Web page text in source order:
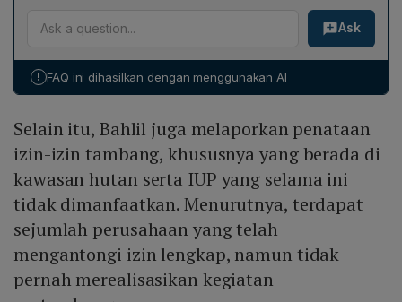
perusahaan‑perusahaan tersebut tidak menjalankan
operasional tambang, sehingga perlu dilakukan
dimanfaatkan.
Saat media menanyakan peran Bahlil dalam pertemuan
dengan perwakilan Rosatom di Istana, Bahlil memilih
tidak memberikan keterangan. Ia menghindari
lebih lanjut mengenai agenda pertemuan itu.
Ask
! FAQ ini dihasilkan dengan menggunakan AI
Selain itu, Bahlil juga melaporkan penataan
izin-izin tambang, khususnya yang berada di
kawasan hutan serta IUP yang selama ini
tidak dimanfaatkan. Menurutnya, terdapat
sejumlah perusahaan yang telah
mengantongi izin lengkap, namun tidak
pernah merealisasikan kegiatan